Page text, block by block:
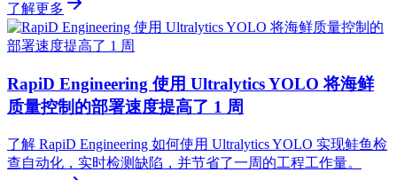
了解更多
RapiD Engineering 使用 Ultralytics YOLO 将海鲜
质量控制的部署速度提高了 1 周
了解 RapiD Engineering 如何使用 Ultralytics YOLO 实现鲑鱼检
查自动化，实时检测缺陷，并节省了一周的工程工作量。